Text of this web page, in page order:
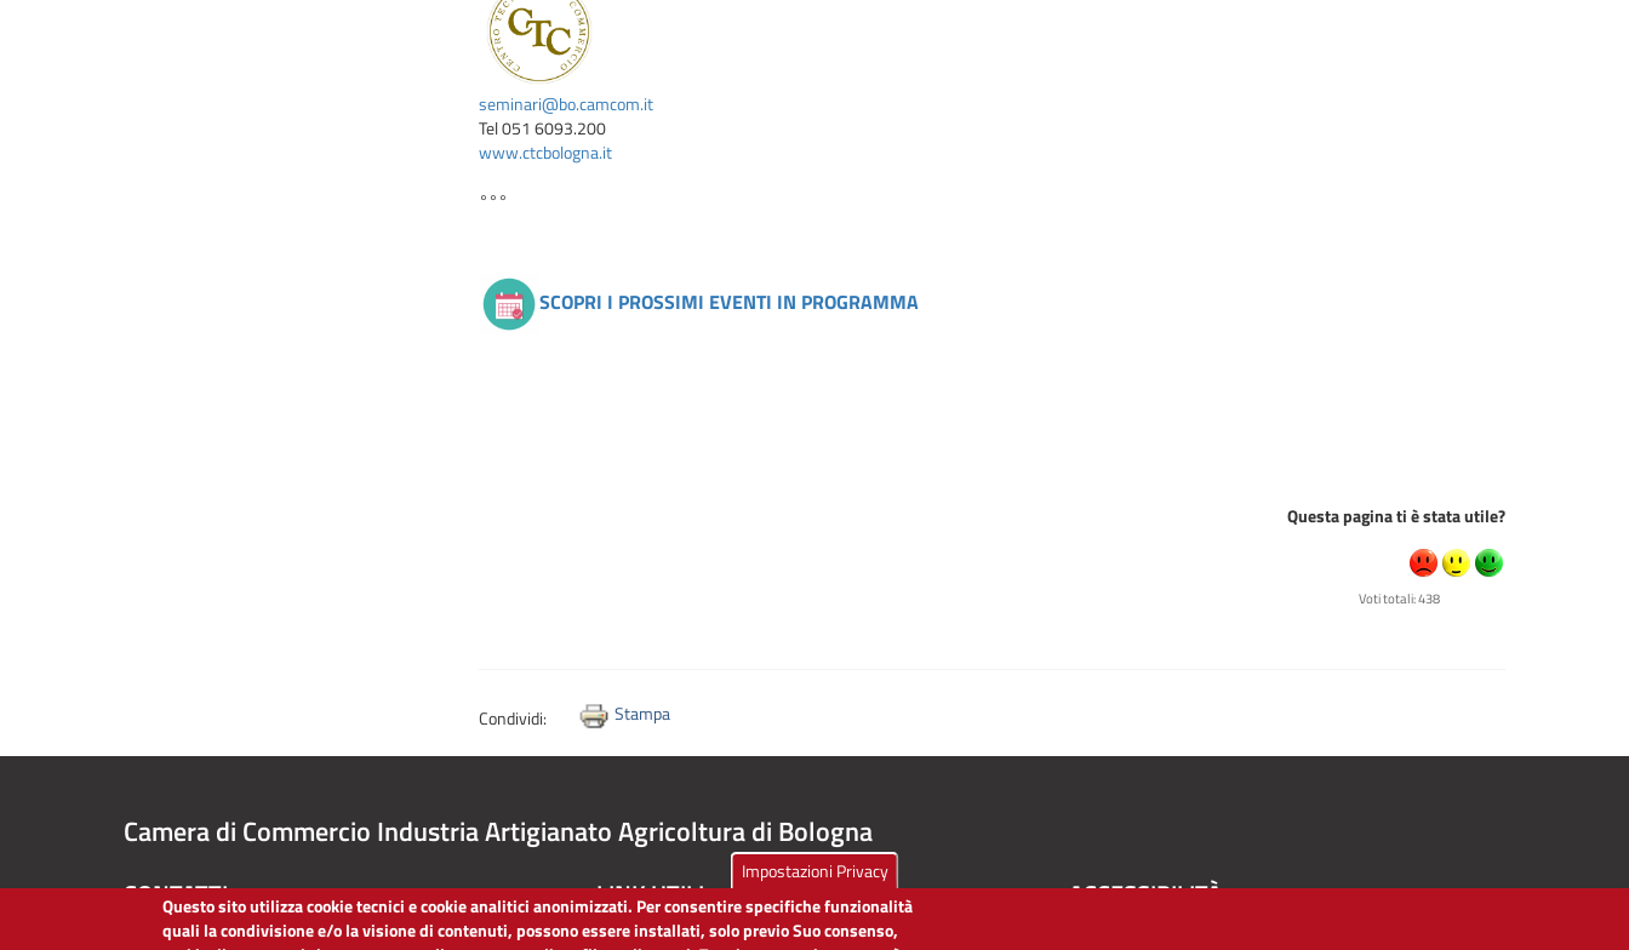
seminari@bo.camcom.it
Tel 051 6093.200
www.ctcbologna.it
°°°
SCOPRI I PROSSIMI EVENTI IN PROGRAMMA
Questa pagina ti è stata utile?
Voti totali: 438
Condividi: Stampa
Camera di Commercio Industria Artigianato Agricoltura di Bologna
CONTATTI LINK UTILI ACCESSIBILITÀ
Impostazioni Privacy
Questo sito utilizza cookie tecnici e cookie analitici anonimizzati. Per consentire specifiche funzionalità
quali la condivisione e/o la visione di contenuti, possono essere installati, solo previo Suo consenso,